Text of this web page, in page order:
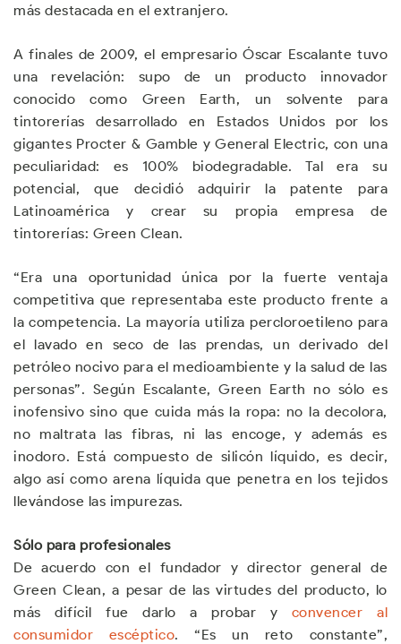
más destacada en el extranjero.
A finales de 2009, el empresario Óscar Escalante tuvo
una revelación: supo de un producto innovador
conocido como Green Earth, un solvente para
tintorerías desarrollado en Estados Unidos por los
gigantes Procter & Gamble y General Electric, con una
peculiaridad: es 100% biodegradable. Tal era su
potencial, que decidió adquirir la patente para
Latinoamérica y crear su propia empresa de
tintorerías: Green Clean.
“Era una oportunidad única por la fuerte ventaja
competitiva que representaba este producto frente a
la competencia. La mayoría utiliza percloroetileno para
el lavado en seco de las prendas, un derivado del
petróleo nocivo para el medioambiente y la salud de las
personas”. Según Escalante, Green Earth no sólo es
inofensivo sino que cuida más la ropa: no la decolora,
no maltrata las fibras, ni las encoge, y además es
inodoro. Está compuesto de silicón líquido, es decir,
algo así como arena líquida que penetra en los tejidos
llevándose las impurezas.
Sólo para profesionales
De acuerdo con el fundador y director general de
Green Clean, a pesar de las virtudes del producto, lo
más difícil fue darlo a probar y convencer al
consumidor escéptico. “Es un reto constante”,